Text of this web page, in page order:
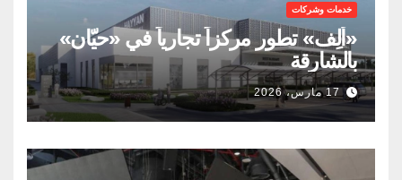
خدمات وشركات
«ألِف» تطور مركزاً تجارياً في «حيّان»
بالشارقة
17 مارس، 2026